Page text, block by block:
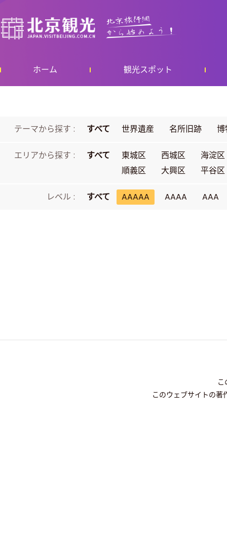
ホーム 観光スポット
テーマから探す : すべて 世界遺産 名所旧跡
エリアから探す : すべて 東城区 西城区
海淀区
順義区
大興区 平谷区
レベル : すべて AAAAA AAAA AAA
このウェブサイトの